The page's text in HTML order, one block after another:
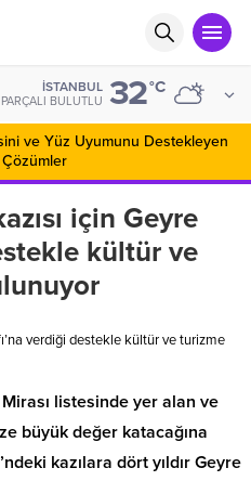
İSTANBUL
PARÇALI BULUTLU 32°C
ve Yüz Uyumunu Destekleyen
için Geyre
kültür ve
verdiği destekle kültür ve turizme
listesinde yer alan ve
büyük değer katacağına
kazılara dört yıldır Geyre